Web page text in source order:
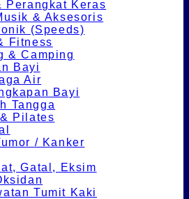
Perangkat Keras
& Aksesoris
(Speeds)
Fitness
& Camping
Bayi
Air
Bayi
Tangga
Pilates
/ Kanker
Gatal, Eksim
Tumit Kaki